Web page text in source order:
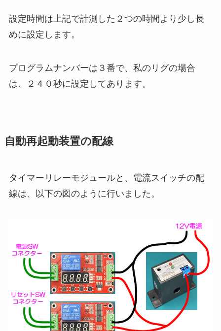
設定時間は上記で計測した２つの時間より少し長
めに設定します。
プログラムナンバーは３番で、私のリグの場合
は、２４０秒に設定してあります。
自動再起動装置の配線
タイマーリレーモジュールと、電流スイッチの配
線は、以下の図のように行いました。